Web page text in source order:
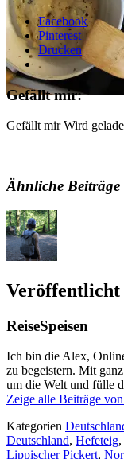
Facebook
Pinterest
Drucken
Gefällt mir:
Gefällt mir Wird
Ähnliche Beiträge
Veröffentlicht
ReiseSpeisen
Ich bin die Alex,
zu begeistern. Mit
um die Welt und fülle
Zeige alle Beiträge
Kategorien
Deutschland, Hefeteig,
Lippischer Pickert,